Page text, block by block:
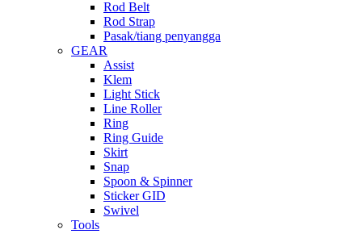
Rod Belt
Rod Strap
Pasak/tiang penyangga
GEAR
Assist
Klem
Light Stick
Line Roller
Ring
Ring Guide
Skirt
Snap
Spoon & Spinner
Sticker GID
Swivel
Tools